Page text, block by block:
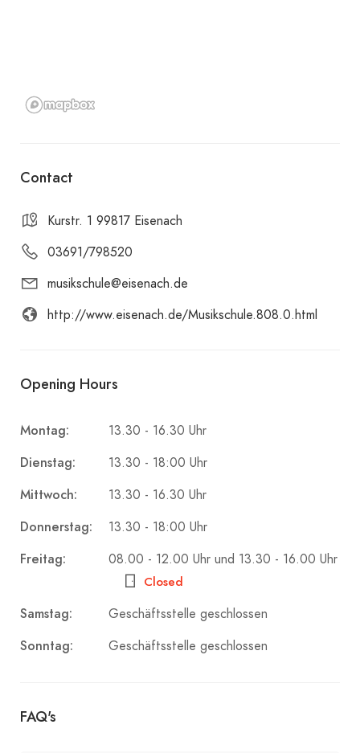
Contact
Kurstr. 1 99817 Eisenach
03691/798520
musikschule@eisenach.de
http://www.eisenach.de/Musikschule.808.0.html
Opening Hours
Montag: 13.30 - 16.30 Uhr
Dienstag: 13.30 - 18:00 Uhr
Mittwoch: 13.30 - 16.30 Uhr
Donnerstag: 13.30 - 18:00 Uhr
Freitag:
08.00 - 12.00 Uhr und 13.30 - 16.00 Uhr
Closed
Samstag: Geschäftsstelle geschlossen
Sonntag: Geschäftsstelle geschlossen
FAQ's